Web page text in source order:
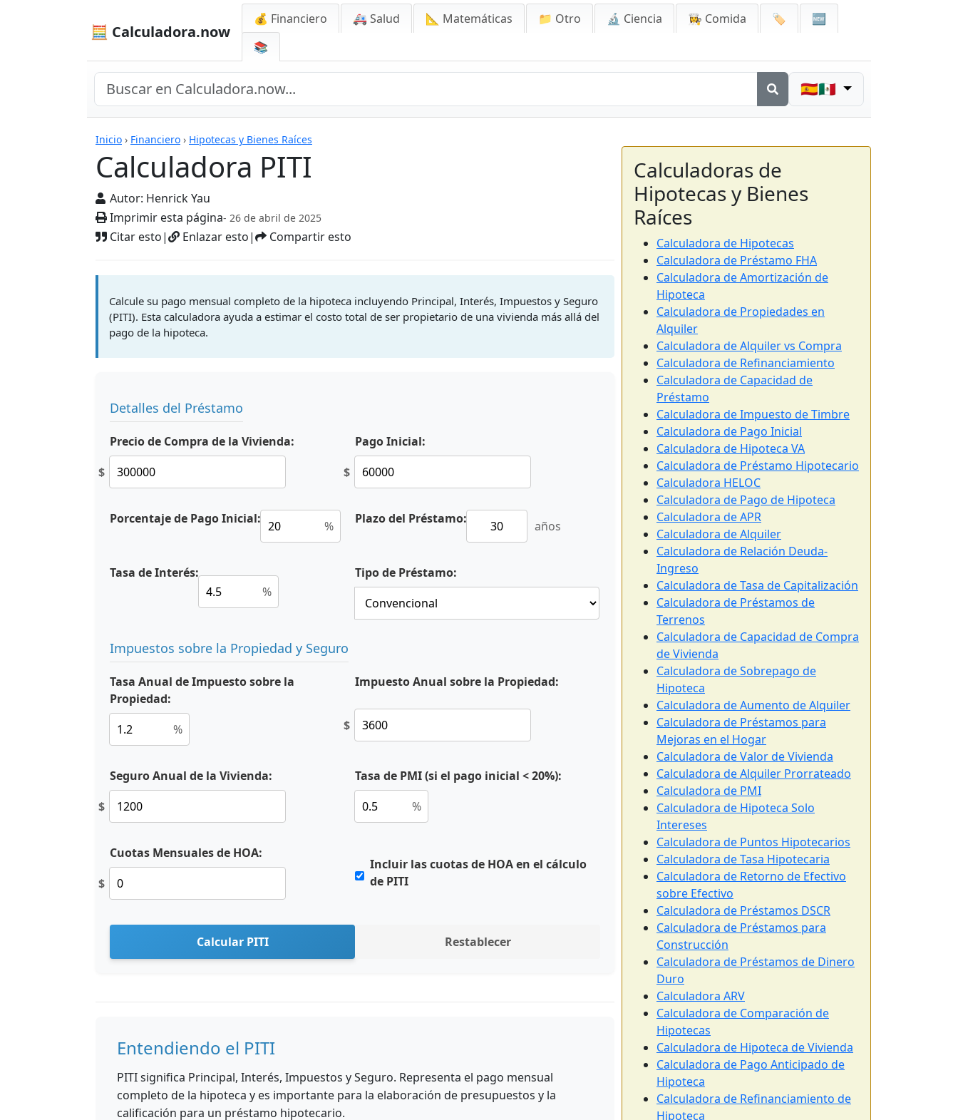
🧮 Calculadora.now
💰 Financiero 🚑 Salud 📐 Matemáticas 📁 Otro 🔬 Ciencia 👩‍🍳 Comida 🏷️
🆕
📚
🇪🇸🇲🇽
Inicio › Financiero › Hipotecas y Bienes Raíces
Calculadora PITI
Autor: Henrick Yau
Imprimir esta página- 26 de abril de 2025
Citar esto| Enlazar esto| Compartir esto
Calculadoras
Calcule su pago mensual completo de la hipoteca incluyendo Principal, Interés, Impuestos y Seguro
(PITI). Esta calculadora ayuda a estimar el costo total de ser propietario de una vivienda más allá del
pago de la hipoteca.
Detalles del Préstamo
Precio de Compra de la Vivienda:
$
Pago Inicial:
$
Porcentaje de Pago Inicial: % Plazo del Préstamo: años
Tasa de Interés:
%
Tipo de Préstamo:
Impuestos sobre la Propiedad y Seguro
Tasa Anual de Impuesto sobre la
Propiedad:
%
Impuesto Anual sobre la Propiedad:
$
Seguro Anual de la Vivienda:
$
Tasa de PMI (si el pago inicial < 20%):
%
Cuotas Mensuales de HOA:
$
Incluir las cuotas de HOA en el cálculo
de PITI
Calcular PITI Restablecer
Entendiendo el PITI
PITI significa Principal, Interés, Impuestos y Seguro. Representa el pago mensual
completo de la hipoteca y es importante para la elaboración de presupuestos y la
calificación para un préstamo hipotecario.
Calculadoras de
Hipotecas y Bienes
Raíces
Calculadora de Hipotecas
Calculadora de Préstamo FHA
Calculadora de Amortización de
Hipoteca
Calculadora de Propiedades en
Alquiler
Calculadora de Alquiler vs Compra
Calculadora de Refinanciamiento
Calculadora de Capacidad de
Préstamo
Calculadora de Impuesto de Timbre
Calculadora de Pago Inicial
Calculadora de Hipoteca VA
Calculadora de Préstamo Hipotecario
Calculadora HELOC
Calculadora de Pago de Hipoteca
Calculadora de APR
Calculadora de Alquiler
Calculadora de Relación Deuda-
Ingreso
Calculadora de Tasa de Capitalización
Calculadora de Préstamos de
Terrenos
Calculadora de Capacidad de Compra
de Vivienda
Calculadora de Sobrepago de
Hipoteca
Calculadora de Aumento de Alquiler
Calculadora de Préstamos para
Mejoras en el Hogar
Calculadora de Valor de Vivienda
Calculadora de Alquiler Prorrateado
Calculadora de PMI
Calculadora de Hipoteca Solo
Intereses
Calculadora de Puntos Hipotecarios
Calculadora de Tasa Hipotecaria
Calculadora de Retorno de Efectivo
sobre Efectivo
Calculadora de Préstamos DSCR
Calculadora de Préstamos para
Construcción
Calculadora de Préstamos de Dinero
Duro
Calculadora ARV
Calculadora de Comparación de
Hipotecas
Calculadora de Hipoteca de Vivienda
Calculadora de Pago Anticipado de
Hipoteca
Calculadora de Refinanciamiento de
Hipoteca